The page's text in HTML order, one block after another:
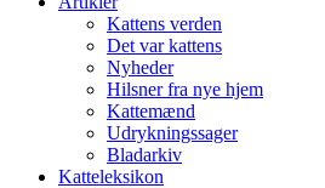
Kattens verden
Det var kattens
Nyheder
Hilsner fra nye hjem
Kattemænd
Udrykningssager
Bladarkiv
Katteleksikon